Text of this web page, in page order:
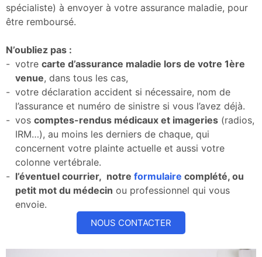
spécialiste) à envoyer à votre assurance maladie, pour
être remboursé.
​N’oubliez pas :
votre carte d’assurance maladie lors de votre 1ère
venue, dans tous les cas,
votre déclaration accident si nécessaire, nom de
l’assurance et numéro de sinistre si vous l’avez déjà.
vos comptes-rendus médicaux et imageries (radios,
IRM…), au moins les derniers de chaque, qui
concernent votre plainte actuelle et aussi votre
colonne vertébrale.
l’éventuel courrier, notre formulaire complété, ou
petit mot du médecin ou professionnel qui vous
envoie.
NOUS CONTACTER